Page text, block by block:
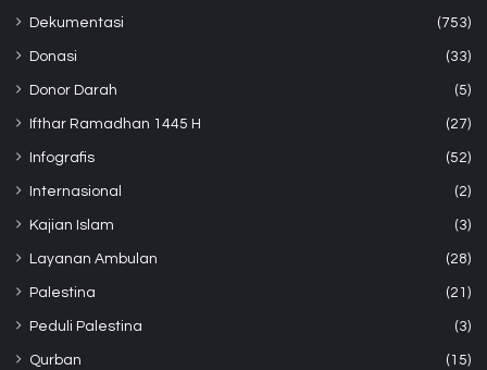
Dekumentasi (753)
Donasi (33)
Donor Darah (5)
Ifthar Ramadhan 1445 H (27)
Infografis (52)
Internasional (2)
Kajian Islam (3)
Layanan Ambulan (28)
Palestina (21)
Peduli Palestina (3)
Qurban (15)